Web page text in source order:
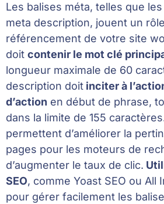
Les balises méta, telles que
meta description, jouent un
référencement de votre site
doit contenir le mot clé
longueur maximale de 60
description doit inciter à
d’action en début de phrase,
dans la limite de 155
permettent d’améliorer la
pages pour les moteurs de
d’augmenter le taux de clic.
SEO, comme Yoast SEO ou All
pour gérer facilement les